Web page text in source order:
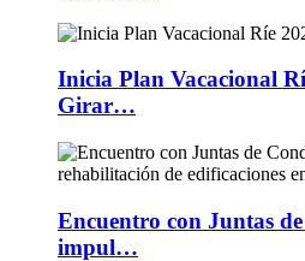
Inicia Plan Vacacional
Girar…
Encuentro con Juntas
impul…